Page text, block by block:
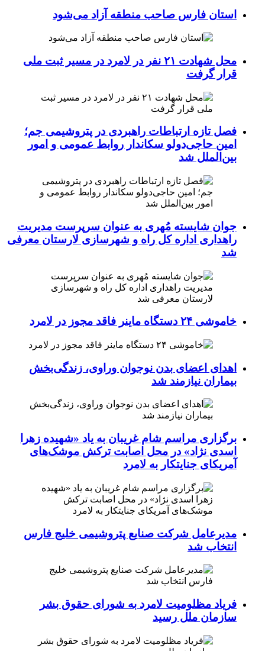
استان فارس صاحب منطقه آزاد می‌شود
محل شهادت ۲۱ نفر در لامرد در مسیر ثبت ملی
قرار گرفت
فصل تازه ارتباطات راهبردی در پتروشیمی جم؛
امین حاجی‌دولو سکاندار روابط عمومی و امور
بین‌الملل شد
جوان شایسته مُهری به عنوان سرپرست مدیریت
راهداری اداره کل راه و شهرسازی لارستان معرفی
شد
خاموشی ۲۴ دستگاه ماینر فاقد مجوز در لامرد
اهدای اعضای بدن نوجوان وراوی، زندگی‌بخش
بیماران نیازمند شد
برگزاری مراسم شام غریبان به یاد «شهیده زهرا
اسدی نژاد» در محل اصابت ترکش موشک‌های
آمریکای جنایتکار به لامرد
مدیرعامل شرکت صنایع پتروشیمی خلیج فارس
انتخاب شد
فریاد مظلومیت لامرد به شورای حقوق بشر
سازمان ملل رسید